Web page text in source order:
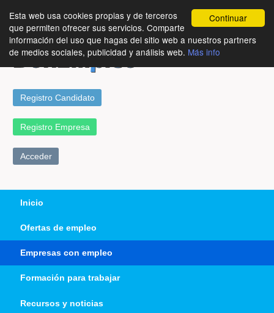
Continuar
Esta web usa cookies propias y de terceros
que permiten ofrecer sus servicios. Comparte
información del uso que hagas del sitio web a nuestros partners
de medios sociales, publicidad y análisis web. Más info
Registro Candidato
Registro Empresa
Acceder
Inicio
Ofertas de empleo
Empresas con empleo
Formación para trabajar
Recursos y noticias